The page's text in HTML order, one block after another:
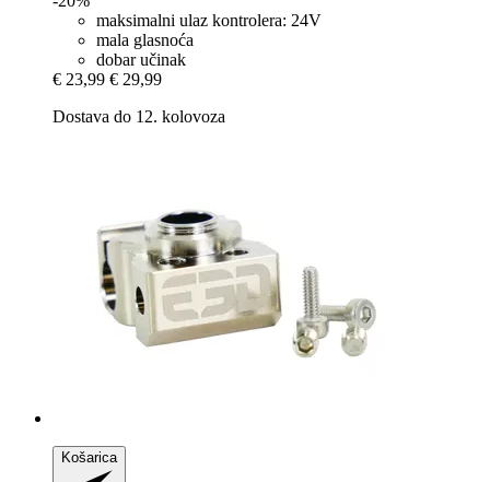
maksimalni ulaz kontrolera: 24V
mala glasnoća
dobar učinak
€ 23,99 € 29,99
Dostava do 12. kolovoza
Košarica